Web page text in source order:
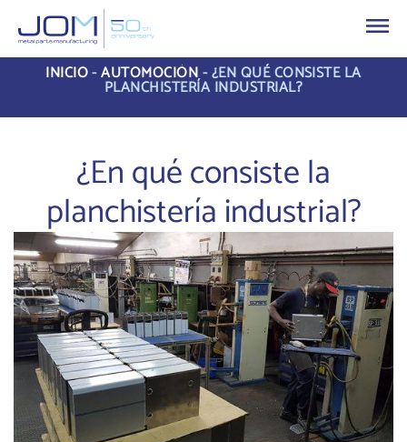
INICIO-AUTOMOCIÓN-¿EN QUÉ CONSISTE LA
PLANCHISTERÍA INDUSTRIAL?
¿En qué consiste la
planchistería industrial?